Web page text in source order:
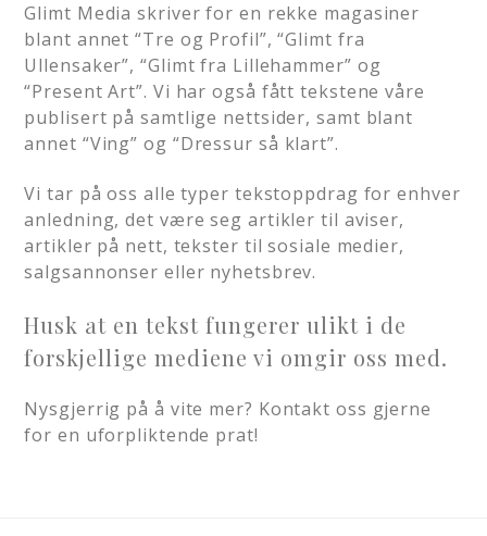
Glimt Media skriver for en rekke magasiner
blant annet “Tre og Profil”, “Glimt fra
Ullensaker”, “Glimt fra Lillehammer” og
“Present Art”. Vi har også fått tekstene våre
publisert på samtlige nettsider, samt blant
annet “Ving” og “Dressur så klart”.
Vi tar på oss alle typer tekstoppdrag for enhver
anledning, det være seg artikler til aviser,
artikler på nett, tekster til sosiale medier,
salgsannonser eller nyhetsbrev.
Husk at en tekst fungerer ulikt i de
forskjellige mediene vi omgir oss med.
Nysgjerrig på å vite mer? Kontakt oss gjerne
for en uforpliktende prat!